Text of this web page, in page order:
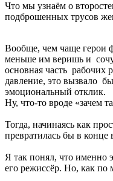
Что мы узнаём о
подброшенных трусов
Вообще, чем чаще герои
меньше им веришь и
основная часть рабочих
давление, это вызвало
эмоциональный отклик.
Ну, что-то вроде «зачем
Тогда, начинаясь как
превратилась бы в
Я так понял, что именно
его режиссёр. Но, как